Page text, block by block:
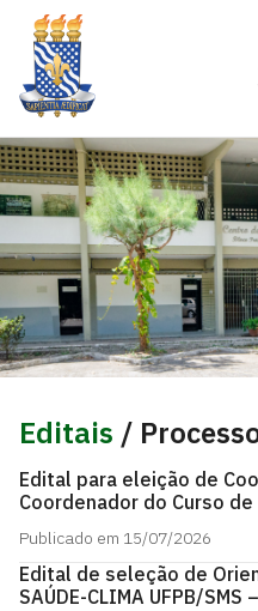
Editais /
Edital para eleição de
Coordenador do Curso
Publicado em 15/07/2026
Edital de seleção de
SAÚDE-CLIMA UFPB/